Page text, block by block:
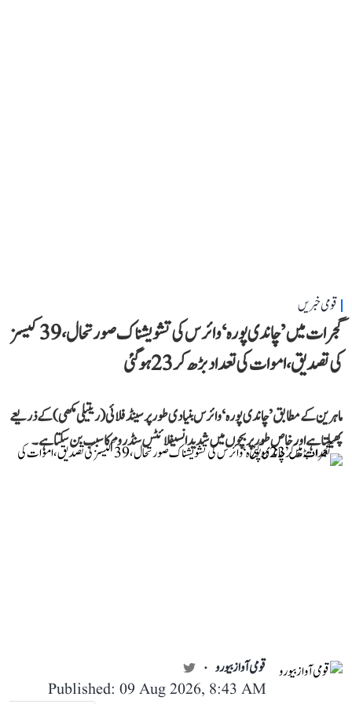
قومی خبریں
گجرات میں ’چاندی پورہ‘ وائرس کی تشویشناک صورتحال، 39 کیسز
کی تصدیق، اموات کی تعداد بڑھ کر 23 ہوگئی
ماہرین کے مطابق ’چاندی پورہ‘ وائرس بنیادی طور پر سینڈ فلائی (ریتیلی مکھی) کے ذریعے
پھیلتا ہے اور خاص طور پر بچوں میں شدید انسیفلائٹس سنڈروم کا سبب بن سکتا ہے۔
قومی آواز بیورو
Published: 09 Aug 2026, 8:43 AM